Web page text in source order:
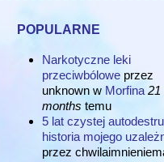
popularne
Narkotyczne leki
przeciwbólowe przez
unknown w Morfina 21
months temu
5 lat czystej
historia mojego
przez